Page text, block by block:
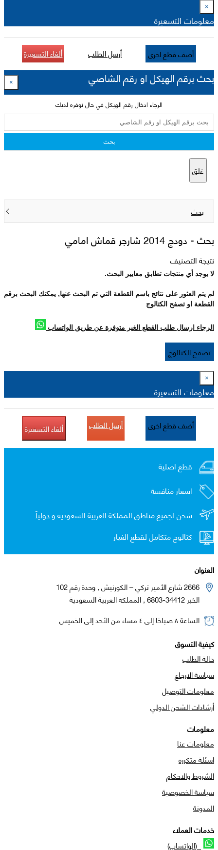
×
معلومات التسعيرة
أضف قطع اخرى أرسل الطلب ألغاء التسعيرة
بحث برقم الهيكل او رقم الشاصي ×
الرجاء ادخال رقم الهيكل في حال توفره لديك
بحث
غلق
بحث
بحث - دودج 2014 شارجر قماش امامي
نتيجة التصنيف
لا يوجد أي منتجات تطابق معايير البحث.
لم يتم العثور على نتائج باسم القطعة التي تم البحث عنها, يمكنك البحث برقم
القطعة او تصفح الكتالوج
الرجاء ارسال طلب القطع الغير متوفرة عن طريق الواتساب
تصفح الكتالوج
×
معلومات التسعيرة
أضف قطع اخرى أرسل الطلب ألغاء التسعيرة
قطع اصلية
اسعار منافسة
شحن لجميع مناطق المملكة العربية السعوديه ودولياً
كتالوج متكامل لقطع الغيار
العنوان
2666 شارع الأمير تركي – الكورنيش , وحدة رقم 102
الخبر 34412-6803 , المملكة العربية السعودية
الساعة ٨ صباحًا إلى ٤ مساء من الأحد إلى الخميس
كيفية التسوق
حالة الطلب
سياسة الارجاع
معلومات التوصيل
أرشادات الشحن الدولي
معلومات
معلومات عنا
اسئلة متكرره
الشروط والاحكام
سياسة الخصوصية
المدونة
خدمات العملاء
(الواتساب)